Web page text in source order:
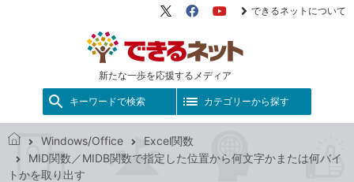
新たな一歩を応援するメディア
X（旧
FacebookYouTube
できるネットについて
キーワードで検索 カテゴリーから探す
で
き
Windows/Office
Excel関数
MID関数／MIDB関数で指定した位置から何文字かまたは何バイ
トかを取り出す